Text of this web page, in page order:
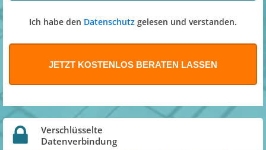
Ich habe den Datenschutz gelesen und verstanden.
Verschlüsselte
Datenverbindung